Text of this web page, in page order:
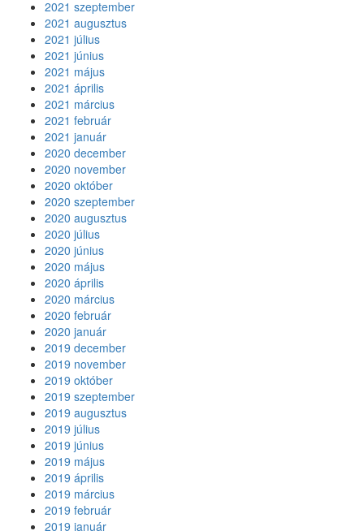
2021 szeptember
2021 augusztus
2021 július
2021 június
2021 május
2021 április
2021 március
2021 február
2021 január
2020 december
2020 november
2020 október
2020 szeptember
2020 augusztus
2020 július
2020 június
2020 május
2020 április
2020 március
2020 február
2020 január
2019 december
2019 november
2019 október
2019 szeptember
2019 augusztus
2019 július
2019 június
2019 május
2019 április
2019 március
2019 február
2019 január